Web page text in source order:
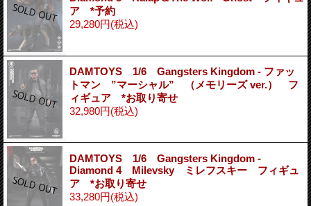
ア *予約
29,280円(税込)
DAMTOYS 1/6 Gangsters Kingdom - ファッ
トマン ”マーシャル” （メモリーズ ver.） フ
ィギュア *お取り寄せ
32,980円(税込)
DAMTOYS 1/6 Gangsters Kingdom -
Diamond 4 Milevsky ミレフスキー フィギュ
ア *お取り寄せ
33,280円(税込)